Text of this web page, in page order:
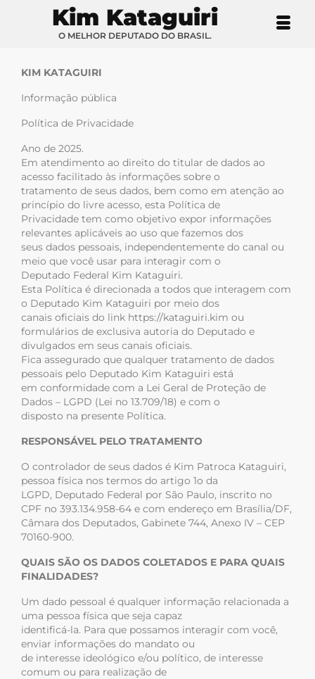
Kim Kataguiri
O MELHOR DEPUTADO DO BRASIL.
KIM KATAGUIRI
Informação pública
Política de Privacidade
Ano de 2025.
Em atendimento ao direito do titular de dados ao
acesso facilitado às informações sobre o
tratamento de seus dados, bem como em atenção ao
princípio do livre acesso, esta Política de
Privacidade tem como objetivo expor informações
relevantes aplicáveis ao uso que fazemos dos
seus dados pessoais, independentemente do canal ou
meio que você usar para interagir com o
Deputado Federal Kim Kataguiri.
Esta Política é direcionada a todos que interagem com
o Deputado Kim Kataguiri por meio dos
canais oficiais do link https://kataguiri.kim ou
formulários de exclusiva autoria do Deputado e
divulgados em seus canais oficiais.
Fica assegurado que qualquer tratamento de dados
pessoais pelo Deputado Kim Kataguiri está
em conformidade com a Lei Geral de Proteção de
Dados – LGPD (Lei no 13.709/18) e com o
disposto na presente Política.
RESPONSÁVEL PELO TRATAMENTO
O controlador de seus dados é Kim Patroca Kataguiri,
pessoa física nos termos do artigo 1o da
LGPD, Deputado Federal por São Paulo, inscrito no
CPF no 393.134.958-64 e com endereço em Brasília/DF,
Câmara dos Deputados, Gabinete 744, Anexo IV – CEP
70160-900.
QUAIS SÃO OS DADOS COLETADOS E PARA QUAIS
FINALIDADES?
Um dado pessoal é qualquer informação relacionada a
uma pessoa física que seja capaz
identificá-la. Para que possamos interagir com você,
enviar informações do mandato ou
de interesse ideológico e/ou político, de interesse
comum ou para realização de